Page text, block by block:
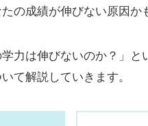
の成績が伸びない原因か
力は伸びないのか？」
て解説していきます。